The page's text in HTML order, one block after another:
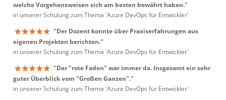
welche Vorgehensweisen sich am besten bewährt haben."
in unserer Schulung zum Thema 'Azure DevOps für Entwickler'
"Der Dozent konnte über Praxiserfahrungen aus
eigenen Projekten berichten."
in unserer Schulung zum Thema 'Azure DevOps für Entwickler'
"Der "rote Faden" war immer da. Insgesamt ein sehr
guter Überblick vom "Großen Ganzen"."
in unserer Schulung zum Thema 'Azure DevOps für Entwickler'